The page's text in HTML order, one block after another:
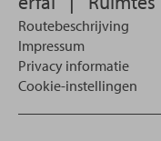
Routebeschrijving
Impressum
Privacy informatie
Cookie-instellingen